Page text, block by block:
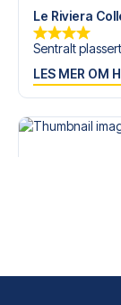
Le Riviera
Sentralt
LES MER OM